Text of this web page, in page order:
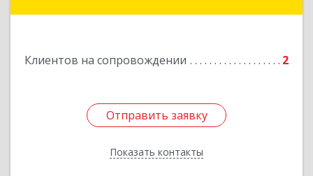
Клиентов на сопровождении 2
Отправить заявку
Показать контакты
Отправить заявку
Назад